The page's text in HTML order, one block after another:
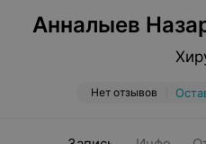
Анналыев
Нет отзывов